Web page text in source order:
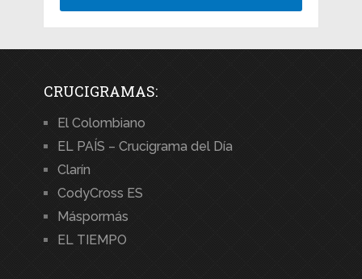
CRUCIGRAMAS:
El Colombiano
EL PAÍS – Crucigrama del Día
Clarín
CodyCross ES
Máspormás
EL TIEMPO